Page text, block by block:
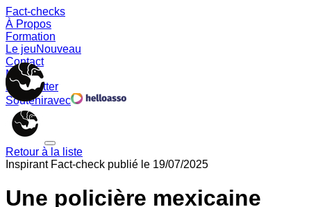
Fact-checks
À Propos
Formation
Le jeuNouveau
Contact
Memes
Newsletter
Souteniravec
Retour à la liste
InspirantFact-check publié le 19/07/2025
Une policière mexicaine